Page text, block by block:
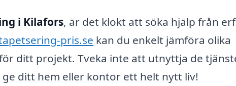
i Kilafors, är det klokt att söka hjälp från
pris.se kan du enkelt jämföra olika
ditt projekt. Tveka inte att utnyttja de
ditt hem eller kontor ett helt nytt liv!